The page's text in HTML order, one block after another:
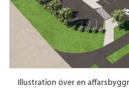
Illustration över en